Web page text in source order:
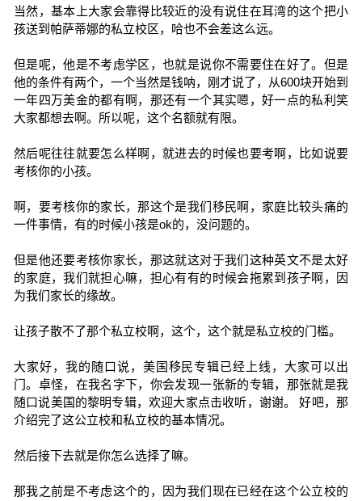
当然，基本上大家会靠得比较近的没有说住在耳湾的这个把小
孩送到帕萨蒂娜的私立校区，哈也不会差这么远。
但是呢，他是不考虑学区，也就是说你不需要住在好了。但是
他的条件有两个，一个当然是钱呐，刚才说了，从600块开始到
一年四万美金的都有啊，那还有一个其实嗯，好一点的私利笑
大家都想去啊。所以呢，这个名额就有限。
然后呢往往就要怎么样啊，就进去的时候也要考啊，比如说要
考核你的小孩。
啊，要考核你的家长，那这个是我们移民啊，家庭比较头痛的
一件事情，有的时候小孩是ok的，没问题的。
但是他还要考核你家长，那这就这对于我们这种英文不是太好
的家庭，我们就担心嘛，担心有有的时候会拖累到孩子啊，因
为我们家长的缘故。
让孩子散不了那个私立校啊，这个，这个就是私立校的门槛。
大家好，我的随口说，美国移民专辑已经上线，大家可以出
门。卓怪，在我名字下，你会发现一张新的专辑，那张就是我
随口说美国的黎明专辑，欢迎大家点击收听，谢谢。 好吧，那
介绍完了这公立校和私立校的基本情况。
然后接下去就是你怎么选择了嘛。
那我之前是不考虑这个的，因为我们现在已经在这个公立校的